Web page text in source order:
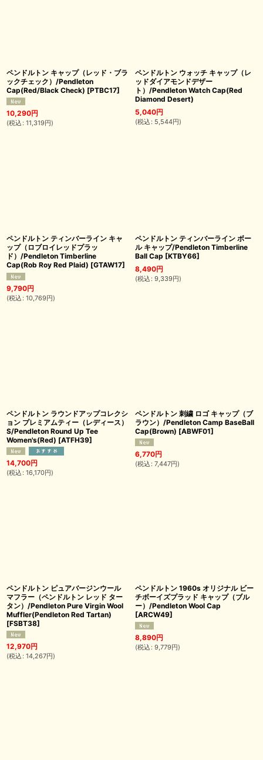
ペンドルトン キャップ（レッド・ブラ
ックチェック）/Pendleton
Cap(Red/Black Check) [PTBC17]
10,290円
(税込 : 11,319円)
ペンドルトン ウォッチ キャップ（レ
ッドダイアモンドデザー
ト）/Pendleton Watch Cap(Red
Diamond Desert)
5,040円
(税込 : 5,544円)
ペンドルトン ティンバーライン キャ
ップ（ロブロイレッドプラッ
ド）/Pendleton Timberline
Cap(Rob Roy Red Plaid) [GTAW17]
9,790円
(税込 : 10,769円)
ペンドルトン ティンバーライン ボー
ル キャップ/Pendleton Timberline
Ball Cap [KTBY66]
8,490円
(税込 : 9,339円)
ペンドルトン ラウンドアップコレクシ
ョン プレミアムティー（レディース）
S/Pendleton Round Up Tee
Women's(Red) [ATFH39]
14,700円
(税込 : 16,170円)
ペンドルトン 刺繍 ロゴ キャップ（ブ
ラウン）/Pendleton Camp BaseBall
Cap(Brown) [ABWF01]
6,770円
(税込 : 7,447円)
ペンドルトン ピュアバージンウール
マフラー（ペンドルトン レッド ター
タン）/Pendleton Pure Virgin Wool
Muffler(Pendleton Red Tartan)
[FSBT38]
12,970円
(税込 : 14,267円)
ペンドルトン 1960s オリジナル ビー
チボーイズプラッド キャップ（ブル
ー）/Pendleton Wool Cap
[ARCW49]
8,890円
(税込 : 9,779円)